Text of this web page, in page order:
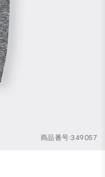
商品番号:349057